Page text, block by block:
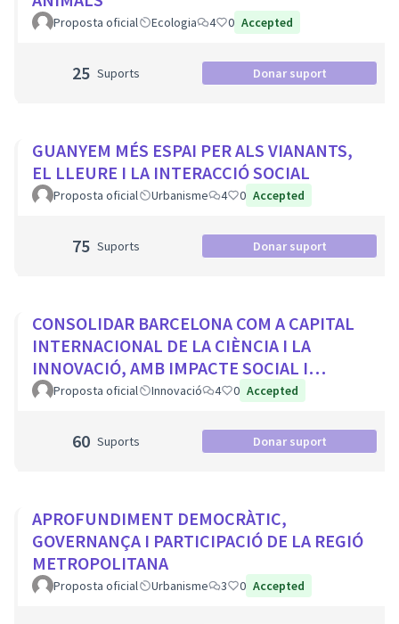
Proposta oficial Ecologia 4 0 Accepted
25 Suports Donar suport
GUANYEM MÉS ESPAI PER ALS VIANANTS,
EL LLEURE I LA INTERACCIÓ SOCIAL
Proposta oficial Urbanisme 4 0 Accepted
75 Suports Donar suport
CONSOLIDAR BARCELONA COM A CAPITAL
INTERNACIONAL DE LA CIÈNCIA I LA
INNOVACIÓ, AMB IMPACTE SOCIAL I
PROTAGONISME CIUTADÀ
Proposta oficial Innovació 4 0 Accepted
60 Suports Donar suport
APROFUNDIMENT DEMOCRÀTIC,
GOVERNANÇA I PARTICIPACIÓ DE LA REGIÓ
METROPOLITANA
Proposta oficial Urbanisme 3 0 Accepted